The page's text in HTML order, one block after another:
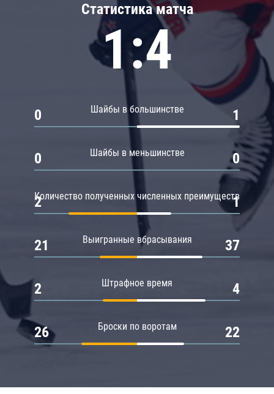
Статистика матча
1:4
Шайбы в большинстве
0 1
Шайбы в меньшинстве
0 0
Количество полученных численных преимуществ
2 1
Выигранные вбрасывания
21 37
Штрафное время
2 4
Броски по воротам
26 22